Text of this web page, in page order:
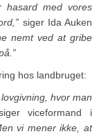
hasard med vores
siger Ida Auken
nemt ved at gribe
hos landbruget:
hvor man
viceformand i
vi mener ikke, at